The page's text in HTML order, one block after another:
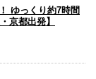
ゆっくり約7時間
京都出発】